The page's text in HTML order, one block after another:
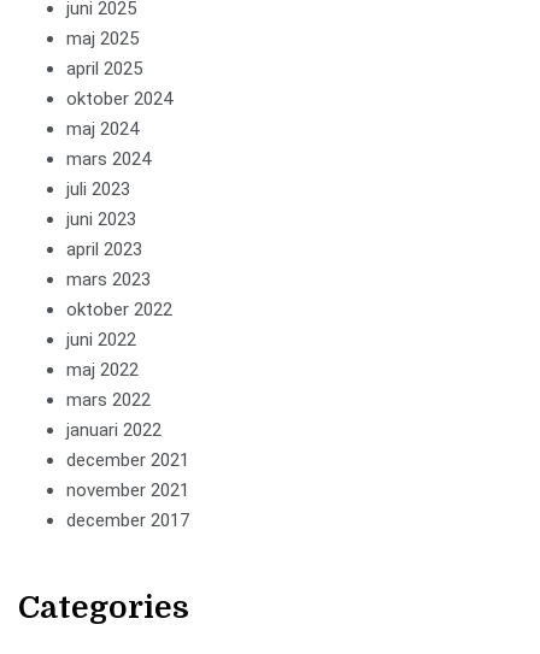
juni 2025
maj 2025
april 2025
oktober 2024
maj 2024
mars 2024
juli 2023
juni 2023
april 2023
mars 2023
oktober 2022
juni 2022
maj 2022
mars 2022
januari 2022
december 2021
november 2021
december 2017
Categories